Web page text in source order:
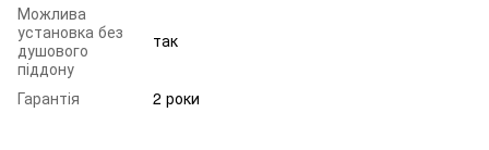
Можлива
установка без
душового
піддону
так
Гарантія 2 роки